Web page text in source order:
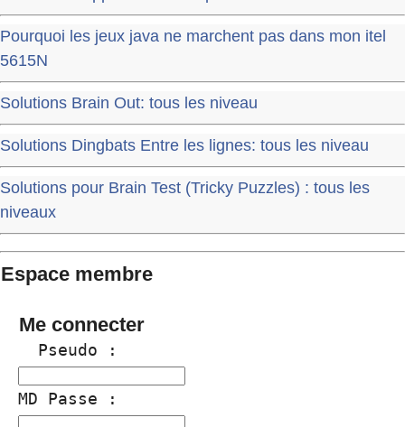
Pourquoi les jeux java ne marchent pas dans mon itel
5615N
Solutions Brain Out: tous les niveau
Solutions Dingbats Entre les lignes: tous les niveau
Solutions pour Brain Test (Tricky Puzzles) : tous les
niveaux
Espace membre
Me connecter
  Pseudo :
MD Passe :